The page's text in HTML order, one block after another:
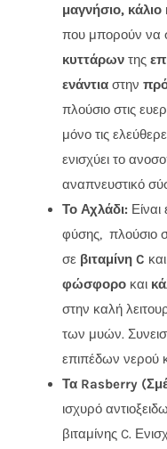
μαγνήσιο, κάλιο
που μπορούν να
κυττάρων της
ενάντια στην
πλούσιο στις
μόνο τις
ενισχύει το
αναπνευστικό
Το Αχλάδι: Είναι
φύσης, πλούσιο
σε βιταμίνη C και
φώσφορο και
στην καλή
των μυών.
επιπέδων νερού
Τα Rasberry
ισχυρό
βιταμίνης C.